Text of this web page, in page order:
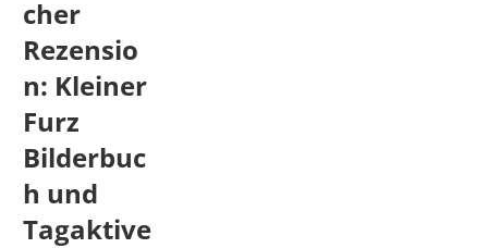
cher
Rezensio
n: Kleiner
Furz
Bilderbuc
h und
Tagaktive